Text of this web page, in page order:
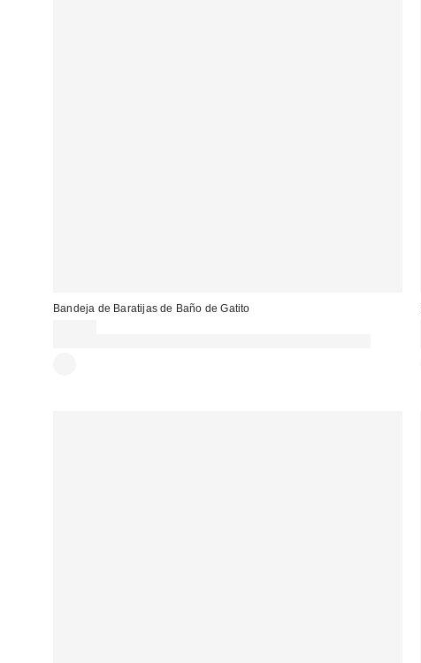
Bandeja de Baratijas de Baño de Gatito